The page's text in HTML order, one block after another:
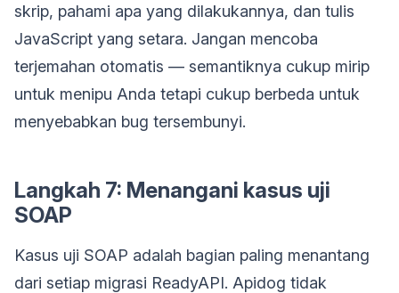
skrip, pahami apa yang dilakukannya, dan tulis
JavaScript yang setara. Jangan mencoba
terjemahan otomatis — semantiknya cukup mirip
untuk menipu Anda tetapi cukup berbeda untuk
menyebabkan bug tersembunyi.
Langkah 7: Menangani kasus uji
SOAP
Kasus uji SOAP adalah bagian paling menantang
dari setiap migrasi ReadyAPI. Apidog tidak